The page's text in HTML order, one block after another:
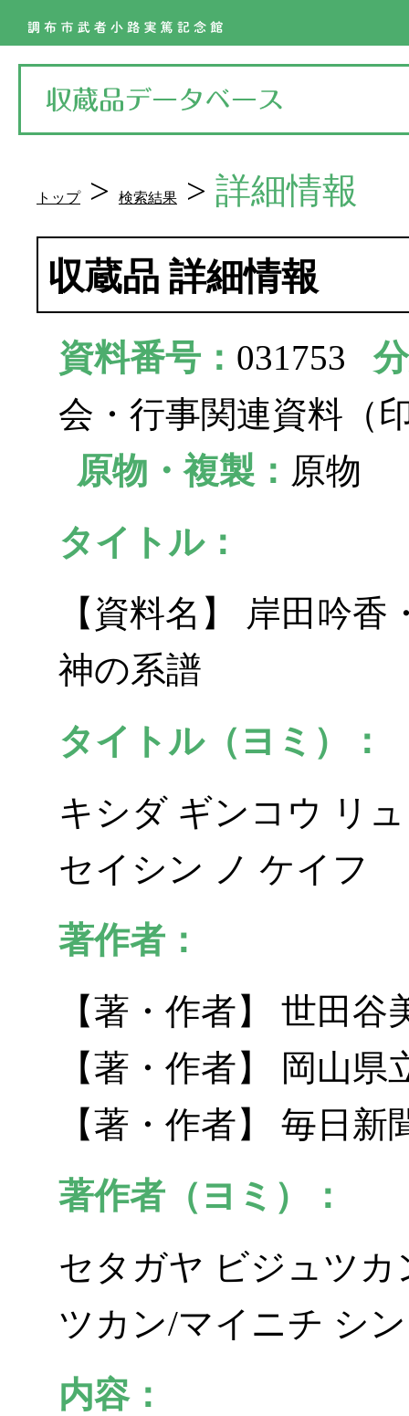
トップ> 検索結果 > 詳細情報
収蔵品 詳細情報
資料番号： 031753
会・行事関連資料（
原物・複製： 原物
タイトル：
【資料名】 岸田吟
神の系譜
タイトル（ヨミ）：
キシダ ギンコウ リ
セイシン ノ ケイフ
著作者：
【著・作者】 世田谷
【著・作者】 岡山県
【著・作者】 毎日新
著作者（ヨミ）：
セタガヤ ビジュツ
ツカン/マイニチ シ
内容：